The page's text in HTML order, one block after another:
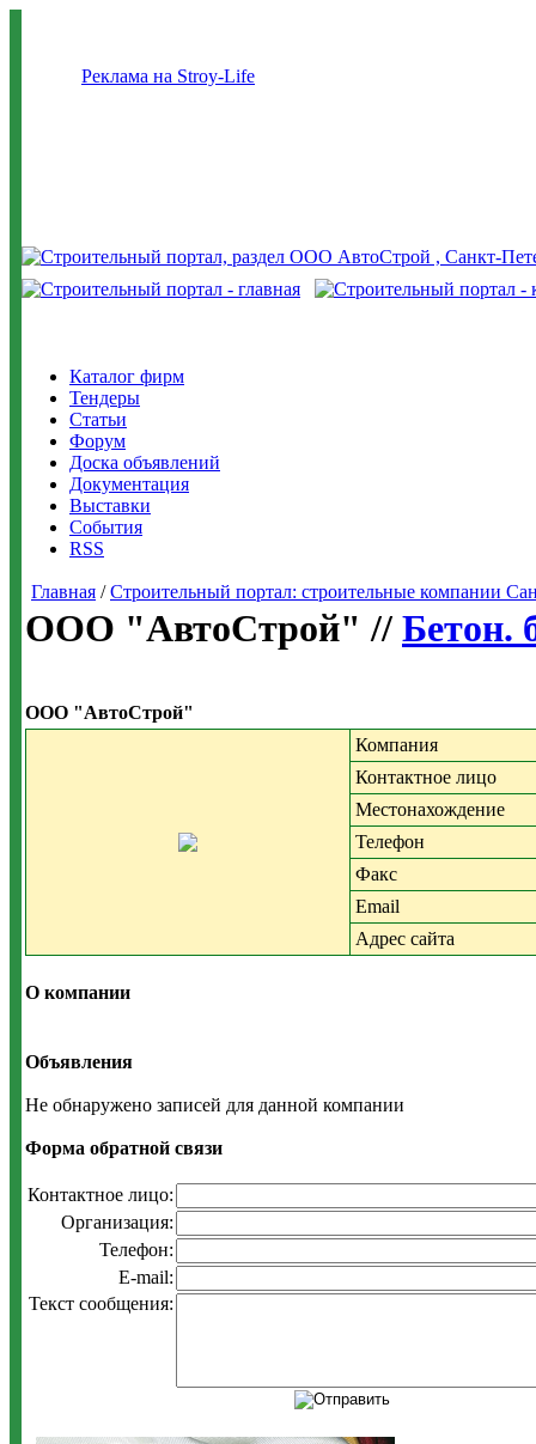
Реклама на Stroy-Life
Каталог фирм
Тендеры
Статьи
Форум
Доска объявлений
Документация
Выставки
События
RSS
Главная /Строительный портал: строительные компании
ООО "АвтоСтрой" // Бетон.
ООО "АвтоСтрой"
Компания
Контактное лицо
Местонахождение
Телефон
Факс
Email
Адрес сайта
О компании
Объявления
Не обнаружено записей для данной компании
Форма обратной связи
Контактное лицо:
Организация:
Телефон:
E-mail:
Текст сообщения: